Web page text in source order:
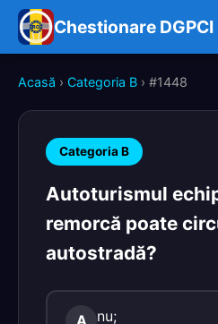
Chestionare DGPCI
Acasă › Categoria B › #1448
Categoria B
Autoturismul
remorcă poate
autostradă?
A nu;